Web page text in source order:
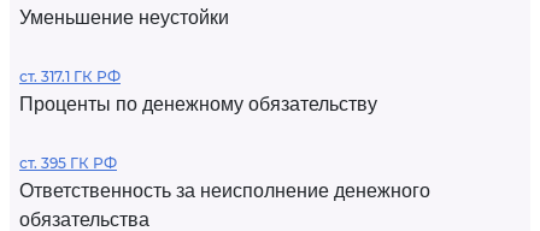
Уменьшение неустойки
ст. 317.1 ГК РФ
Проценты по денежному обязательству
ст. 395 ГК РФ
Ответственность за неисполнение денежного
обязательства